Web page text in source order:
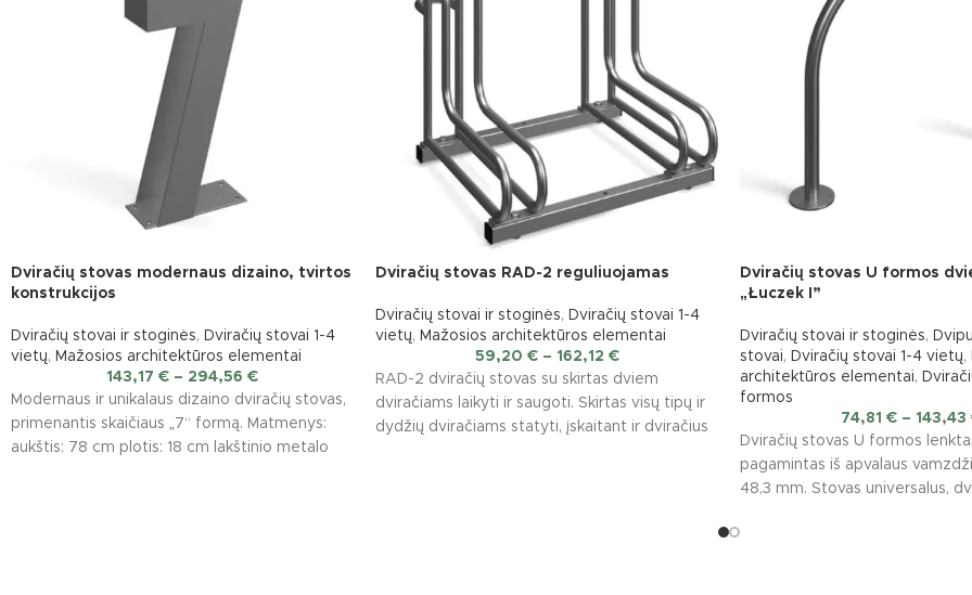
Dviračių stovas modernaus dizaino, tvirtos
konstrukcijos
Dviračių stovai ir stoginės, Dviračių stovai 1-4
vietų, Mažosios architektūros elementai
143,17 € – 294,56 €
Modernaus ir unikalaus dizaino dviračių stovas,
primenantis skaičiaus „7“ formą. Matmenys:
aukštis: 78 cm plotis: 18 cm lakštinio metalo
Dviračių stovas RAD-2 reguliuojamas
Dviračių stovai ir stoginės, Dviračių stovai 1-4
vietų, Mažosios architektūros elementai
59,20 € – 162,12 €
RAD-2 dviračių stovas su skirtas dviem
dviračiams laikyti ir saugoti. Skirtas visų tipų ir
dydžių dviračiams statyti, įskaitant ir dviračius
Dviračių stovas U formos
„Łuczek I”
Dviračių stovai ir stoginės,
stovai, Dviračių stovai 1-4 vietų,
architektūros elementai,
formos
74,81 € – 143,43
Dviračių stovas U formos
pagamintas iš apvalaus
48,3 mm. Stovas universalus,